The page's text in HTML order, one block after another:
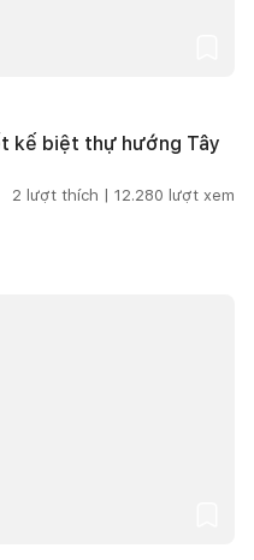
kế biệt thự hướng Tây
2 lượt thích | 12.280 lượt xem